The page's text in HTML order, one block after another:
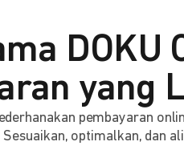
DOKU
yang
pembayaran
optimalkan, dan